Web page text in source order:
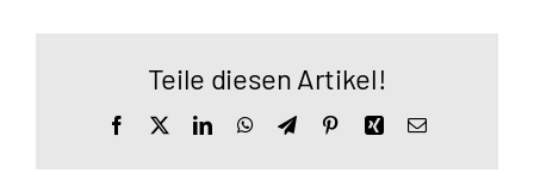
Teile diesen Artikel!
Facebook LinkedInWhatsApp
TelegramPinterestXingE-